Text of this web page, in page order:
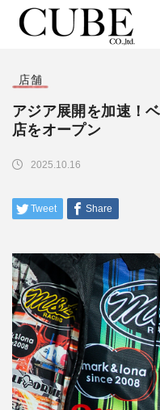
店舗
アジア展開を加速！
店をオープン
2025.10.16